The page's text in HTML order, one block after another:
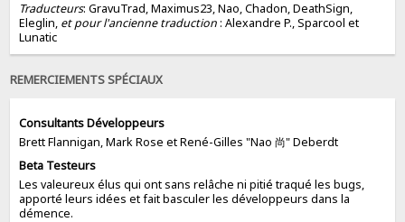
Traducteurs: GravuTrad, Maximus23, Nao, Chadon, DeathSign,
Eleglin, et pour l'ancienne traduction : Alexandre P., Sparcool et
Lunatic
REMERCIEMENTS SPÉCIAUX
Consultants Développeurs
Brett Flannigan, Mark Rose et René-Gilles "Nao 尚" Deberdt
Beta Testeurs
Les valeureux élus qui ont sans relâche ni pitié traqué les bugs,
apporté leurs idées et fait basculer les développeurs dans la
démence.